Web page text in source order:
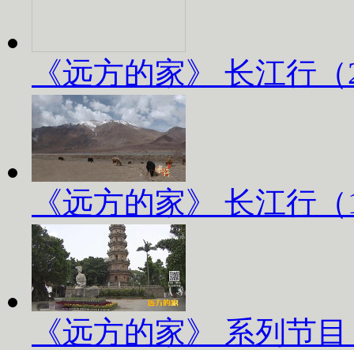
《远方的家》 长江行
《远方的家》 长江行
《远方的家》 系列节